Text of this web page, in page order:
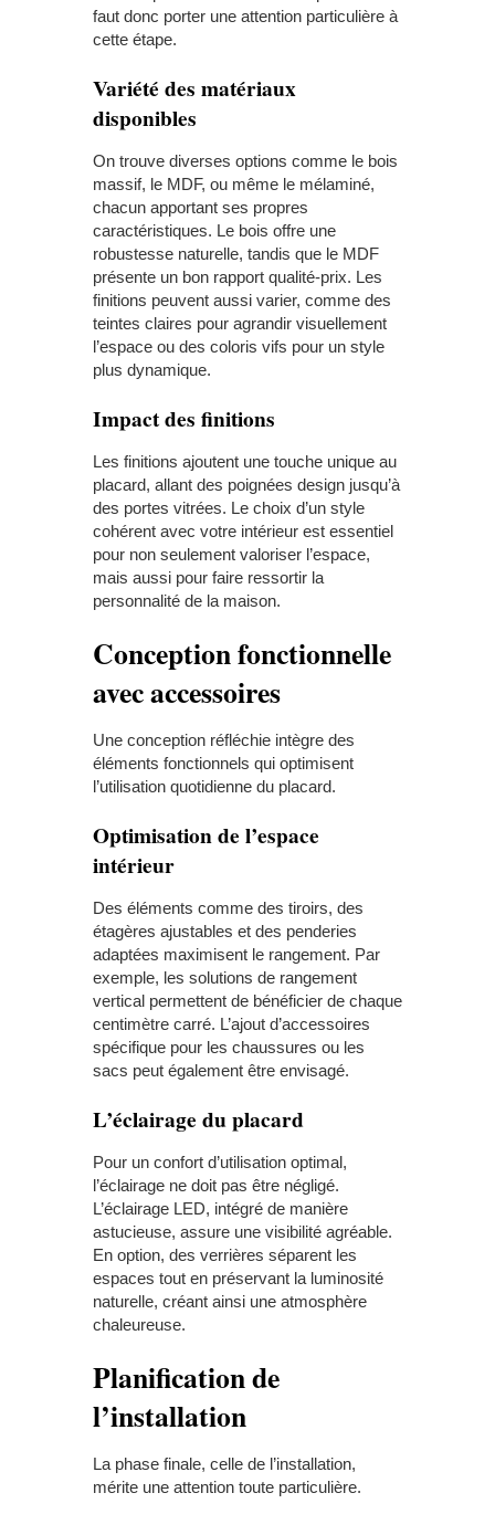
faut donc porter une attention particulière à
cette étape.
Variété des matériaux
disponibles
On trouve diverses options comme le bois
massif, le MDF, ou même le mélaminé,
chacun apportant ses propres
caractéristiques. Le bois offre une
robustesse naturelle, tandis que le MDF
présente un bon rapport qualité-prix. Les
finitions peuvent aussi varier, comme des
teintes claires pour agrandir visuellement
l’espace ou des coloris vifs pour un style
plus dynamique.
Impact des finitions
Les finitions ajoutent une touche unique au
placard, allant des poignées design jusqu’à
des portes vitrées. Le choix d’un style
cohérent avec votre intérieur est essentiel
pour non seulement valoriser l’espace,
mais aussi pour faire ressortir la
personnalité de la maison.
Conception fonctionnelle
avec accessoires
Une conception réfléchie intègre des
éléments fonctionnels qui optimisent
l’utilisation quotidienne du placard.
Optimisation de l’espace
intérieur
Des éléments comme des tiroirs, des
étagères ajustables et des penderies
adaptées maximisent le rangement. Par
exemple, les solutions de rangement
vertical permettent de bénéficier de chaque
centimètre carré. L’ajout d’accessoires
spécifique pour les chaussures ou les
sacs peut également être envisagé.
L’éclairage du placard
Pour un confort d’utilisation optimal,
l’éclairage ne doit pas être négligé.
L’éclairage LED, intégré de manière
astucieuse, assure une visibilité agréable.
En option, des verrières séparent les
espaces tout en préservant la luminosité
naturelle, créant ainsi une atmosphère
chaleureuse.
Planification de
l’installation
La phase finale, celle de l’installation,
mérite une attention toute particulière.